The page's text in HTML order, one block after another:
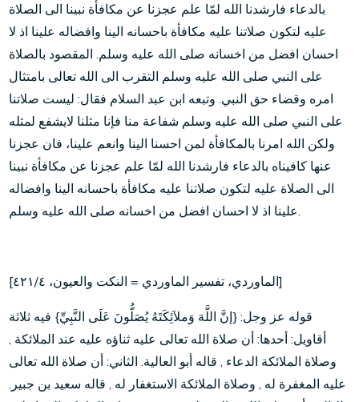
بالدعاء فارشدنا الله لمّا علم عجزنا عن مكافأة نبينا الى الصلاة
عليه لتكون صلاتنا عليه مكافأة باحسانه الينا وافضاله علينا اذ لا
احسان افضل من اخسانه صلى الله عليه وسلم. المقصود بالصلاة
على النبي صلى الله عليه وسلم التقرب الى الله تعالى بامتثال
امره وقضاء حق النبي. وتبعه ابن عبد السلام فقال: ليست صلاتنا
على النبي صلى الله عليه وسلم شفاعة منا فإنا مثلنا لايشفع لمثله
ولكن الله امرنا بالمكافأة لمن احسنا الينا وانعم علينا، فان عجزنا
عنها كافيناه بالدعاء فارشدنا الله لمّا علم عجزنا عن مكافأة نبينا
الى الصلاة عليه لتكون صلاتنا عليه مكافأة باحسانه الينا وافضاله
علينا اذ لا احسان افضل من اخسانه صلى الله عليه وسلم.
[الماوردي، تفسير الماوردي = النكت والعيون، ٤٢١/٤]
قوله عز وجل: {إنَّ اللَّهَ وَملاَئِكَتَهُ يُصَلُّونَ عَلَى النَّبِيِّ} فيه ثلاثة
أقاويل: أحدها: أن صلاة الله تعالى عليه ثناؤه عليه عند الملائكة ,
وصلاة الملائكة الدعاء , قاله أبو العالية. الثاني: أن صلاة الله تعالى
عليه المغفرة له , وصلاة الملائكة الاستغفار له , قاله سعيد بن جبير.